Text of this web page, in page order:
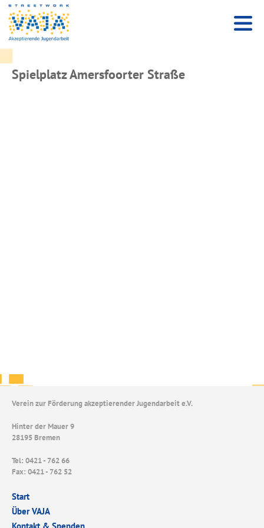
Spielplatz Amersfoorter Straße
Verein zur Förderung akzeptierender Jugendarbeit e.V.
Hinter der Mauer 9
28195 Bremen
Tel: 0421 - 762 66
Fax: 0421 - 762 52
Start
Über VAJA